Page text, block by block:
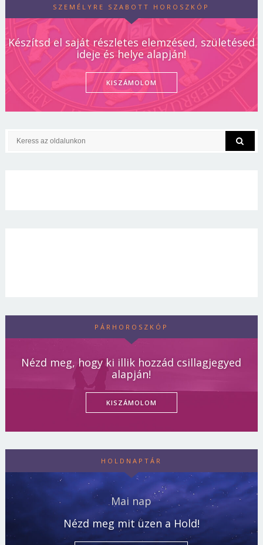
SZEMÉLYRE SZABOTT HOROSZKÓP
Készítsd el saját részletes elemzésed, születésed
ideje és helye alapján!
KISZÁMOLOM
PÁRHOROSZKÓP
Nézd meg, hogy ki illik hozzád csillagjegyed
alapján!
KISZÁMOLOM
HOLDNAPTÁR
Mai nap
Nézd meg mit üzen a Hold!